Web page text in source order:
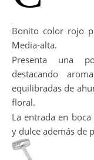
Bonito color rojo
Media-alta.
Presenta una
destacando
equilibradas de
floral.
La entrada en
y dulce además de